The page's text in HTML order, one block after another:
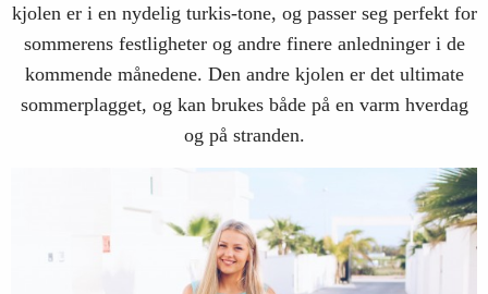
kjolen er i en nydelig turkis-tone, og passer seg perfekt for
sommerens festligheter og andre finere anledninger i de
kommende månedene. Den andre kjolen er det ultimate
sommerplagget, og kan brukes både på en varm hverdag
og på stranden.